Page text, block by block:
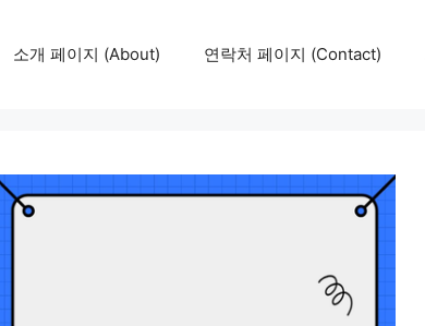
소개 페이지 (About) 연락처 페이지 (Contact)